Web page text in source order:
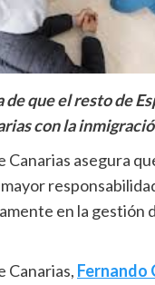
que el resto de
con la
Canarias asegura
en la gestión
Canarias, Fernando